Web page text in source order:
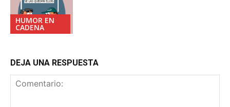
HUMOR EN
CADENA
DEJA UNA RESPUESTA